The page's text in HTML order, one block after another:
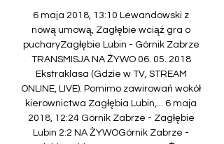
6 maja 2018, 13:10 Lewandowski z
nową umową, Zagłębie wciąż gra o
pucharyZagłębie Lubin - Górnik Zabrze
TRANSMISJA NA ŻYWO 06. 05. 2018
Ekstraklasa (Gdzie w TV, STREAM
ONLINE, LIVE). Pomimo zawirowań wokół
kierownictwa Zagłębia Lubin,... 6 maja
2018, 12:24 Górnik Zabrze - Zagłębie
Lubin 2:2 NA ŻYWOGórnik Zabrze -